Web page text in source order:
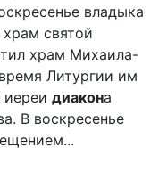
владыка
святой
храм Михаила-
Литургии им
иереи диакона
В воскресенье